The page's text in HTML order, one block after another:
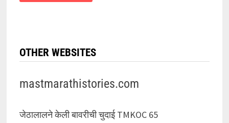
OTHER WEBSITES
mastmarathistories.com
जेठालालने केली बावरीची चुदाई TMKOC 65